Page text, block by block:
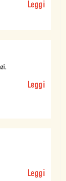
Leggi
Leggi
Leggi